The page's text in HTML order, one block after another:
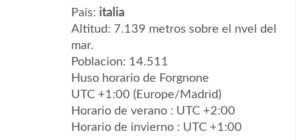
Pais: italia
Altitud: 7.139 metros sobre el nvel del
mar.
Poblacion: 14.511
Huso horario de Forgnone
UTC +1:00 (Europe/Madrid)
Horario de verano : UTC +2:00
Horario de invierno : UTC +1:00